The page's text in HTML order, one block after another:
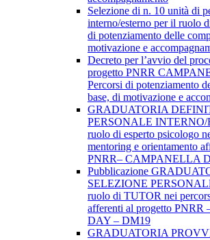
Selezione di n. 10 unità di
interno/esterno per il ruolo
di potenziamento delle
motivazione e
Decreto per l’avvio del
progetto PNRR
Percorsi di potenziamento
base, di motivazione e
GRADUATORIA
PERSONALE INTERNO/
ruolo di esperto psicologo
mentoring e orientamento
PNRR– CAMPANELLA
Pubblicazione
SELEZIONE
ruolo di TUTOR nei
afferenti al progetto
DAY – DM19
GRADUATORIA